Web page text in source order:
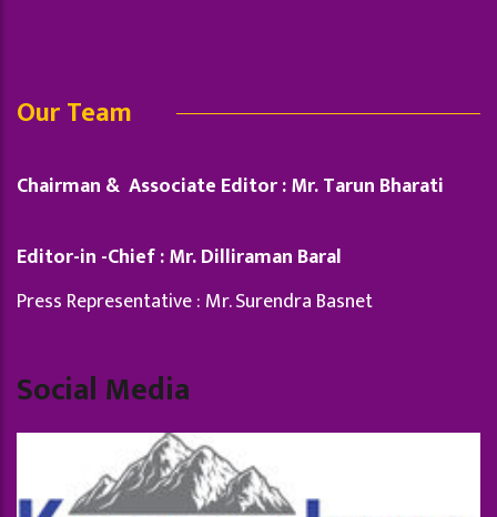
Our Team
Chairman & Associate Editor : Mr. Tarun Bharati
Editor-in -Chief : Mr. Dilliraman Baral
Press Representative : Mr. Surendra Basnet
Social Media